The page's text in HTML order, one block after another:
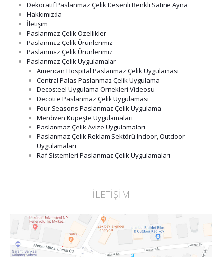
Dekoratif Paslanmaz Çelik Desenli Renkli Satine Ayna
Hakkımızda
İletişim
Paslanmaz Çelik Özellikler
Paslanmaz Çelik Ürünlerimiz
Paslanmaz Çelik Ürünlerimiz
Paslanmaz Çelik Uygulamalar
American Hospital Paslanmaz Çelik Uygulaması
Central Palas Paslanmaz Çelik Uygulama
Decosteel Uygulama Örnekleri Videosu
Decotile Paslanmaz Çelik Uygulaması
Four Seasons Paslanmaz Çelik Uygulama
Merdiven Küpeşte Uygulamaları
Paslanmaz Çelik Avize Uygulamaları
Paslanmaz Çelik Reklam Sektörü Indoor, Outdoor
Uygulamaları
Raf Sistemleri Paslanmaz Çelik Uygulamaları
İLETİŞİM